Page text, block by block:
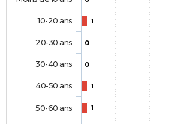
1
0
0
1
1
10-20 ans
20-30 ans
30-40 ans
40-50 ans
50-60 ans